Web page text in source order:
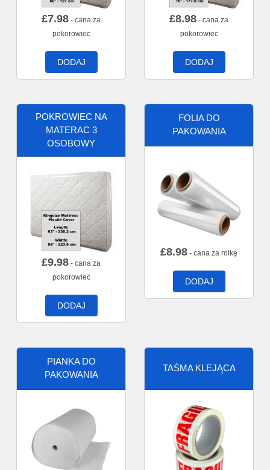
£7.98 - cana za
pokorowiec
DODAJ
£8.98 - cana za
pokorowiec
DODAJ
POKROWIEC NA
MATERAC 3
OSOBOWY
£9.98 - cana za
pokorowiec
DODAJ
FOLIA DO
PAKOWANIA
£8.98 - cana za rolkę
DODAJ
PIANKA DO
PAKOWANIA
TAŚMA KLEJĄCA